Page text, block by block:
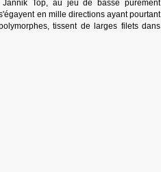
Top, au jeu de basse purement
en mille directions ayant pourtant
tissent de larges filets dans